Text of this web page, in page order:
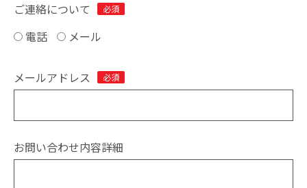
ご連絡について 必須
電話 メール
メールアドレス 必須
お問い合わせ内容詳細